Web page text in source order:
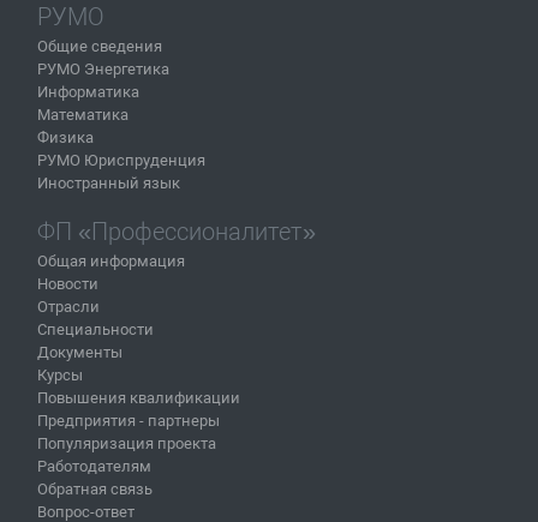
РУМО
Общие сведения
РУМО Энергетика
Информатика
Математика
Физика
РУМО Юриспруденция
Иностранный язык
ФП «Профессионалитет»
Общая информация
Новости
Отрасли
Специальности
Документы
Курсы
Повышения квалификации
Предприятия - партнеры
Популяризация проекта
Работодателям
Обратная связь
Вопрос-ответ